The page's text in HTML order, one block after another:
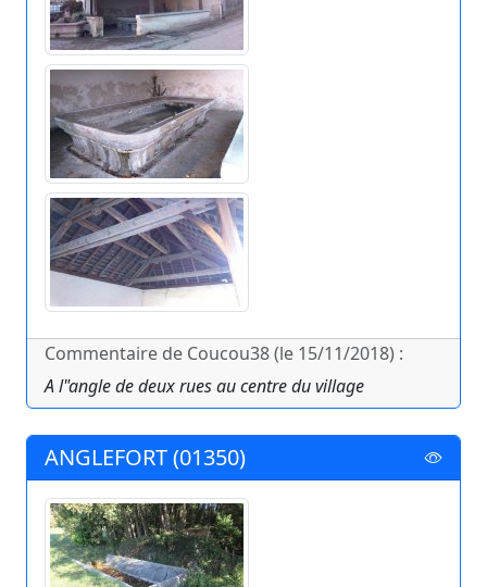
Commentaire de Coucou38 (le 15/11/2018) :
A l"angle de deux rues au centre du village
ANGLEFORT (01350)